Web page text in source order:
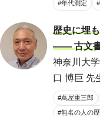
#年代測定
歴史に埋
―― 古文書
神奈川大
口 博巨 先
#蔦屋重三郎
#無名の人の